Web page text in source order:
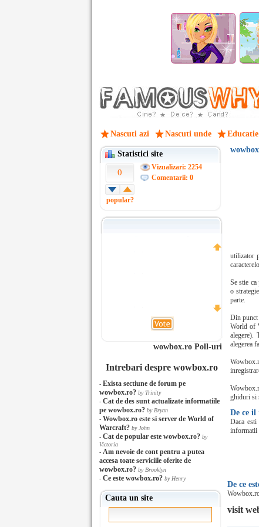
Nascuti azi Nascuti unde Educatie
Statistici site
0
popular?
Vizualizari: 2254
Comentarii: 0
wowbox.ro Poll-uri
Intrebari despre wowbox.ro
- Exista sectiune de forum pe
wowbox.ro? by Trinity
- Cat de des sunt actualizate informatiile
pe wowbox.ro? by Bryan
- Wowbox.ro este si server de World of
Warcraft? by John
- Cat de popular este wowbox.ro? by
Victoria
- Am nevoie de cont pentru a putea
accesa toate serviciile oferite de
wowbox.ro? by Brooklyn
- Ce este wowbox.ro? by Henry
Cauta un site
utilizator
Se stie
o
parte.
Din punct
World of
alegere).
alegerea
ghiduri si
De ce il
Daca
informatii
De ce
visit